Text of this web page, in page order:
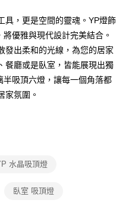
款」的支付方式。 讓您購物簡單
需儲值。
後，將跳轉至「AFTEE先享後付」
即可完成結帳。
方視為交易完成。
運費
具，更是空間的靈魂。YP燈飾
優雅與現代設計完美結合。
發出柔和的光線，為您的居家
餐廳或是臥室，皆能展現出獨
吸頂六燈，讓每一個角落都
家氛圍。
水晶吸頂燈
臥室 吸頂燈